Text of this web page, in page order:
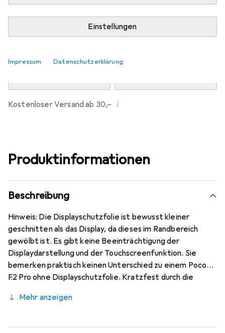
Einstellungen
Impressum Datenschutzerklärung
Kostenloser Versand ab 30,– i
Produktinformationen
Beschreibung
Hinweis: Die Displayschutzfolie ist bewusst kleiner
geschnitten als das Display, da dieses im Randbereich
gewölbt ist. Es gibt keine Beeinträchtigung der
Displaydarstellung und der Touchscreenfunktion. Sie
bemerken praktisch keinen Unterschied zu einem Poco
F2 Pro ohne Displayschutzfolie. Kratzfest durch die
gegen Kratzer und Abrasion mit 4H Bleistifthärte.
gewölbt ist, blasenfrei und jederzeit rückstandsfrei zu
Mehr anzeigen